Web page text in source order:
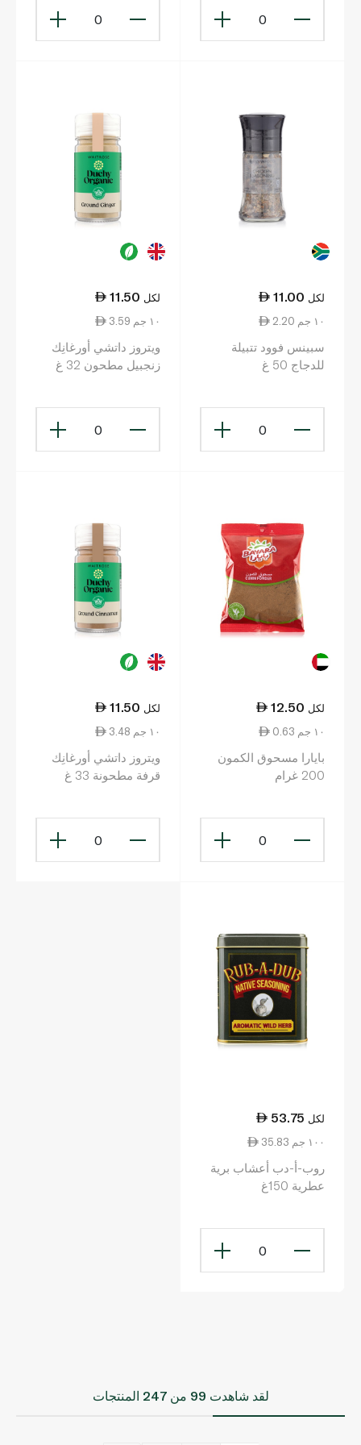
0
0
11.00 لكل
2.20 ١٠ جم
سبينس فوود تتبيلة
للدجاج 50 غ
0
11.50 لكل
3.59 ١٠ جم
ويتروز داتشي أورغانِك
زنجبيل مطحون 32 غ
0
12.50 لكل
0.63 ١٠ جم
بايارا مسحوق الكمون
200 غرام
0
11.50 لكل
3.48 ١٠ جم
ويتروز داتشي أورغانِك
قرفة مطحونة 33 غ
0
53.75 لكل
35.83 ١٠٠ جم
روب-أ-دب أعشاب برية
عطرية 150غ
0
لقد شاهدت 99 من 247 المنتجات